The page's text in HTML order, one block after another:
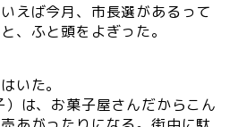
えば今月、市長選があるって
、ふと頭をよぎった。
いた。
は、お菓子屋さんだからこん